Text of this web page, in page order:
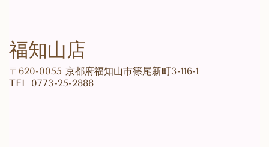
福知山店
〒620-0055 京都府福知山市篠尾新町3-116-1
TEL 0773-25-2888